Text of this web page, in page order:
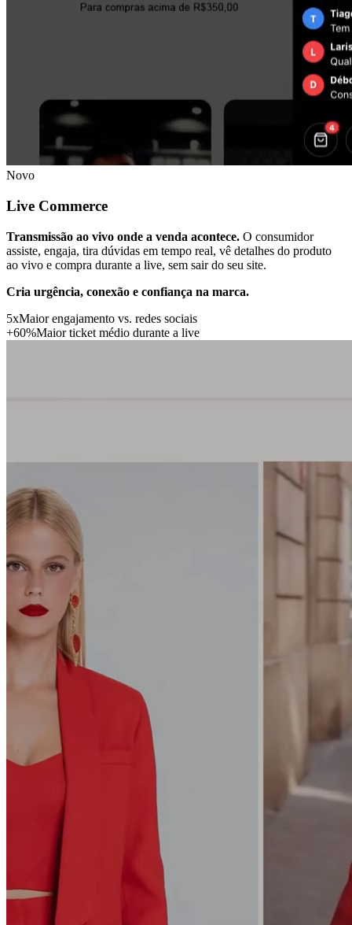
Novo
Live Commerce
Transmissão ao vivo onde a venda acontece. O consumidor
assiste, engaja, tira dúvidas em tempo real, vê detalhes do produto
ao vivo e compra durante a live, sem sair do seu site.
Cria urgência, conexão e confiança na marca.
5xMaior engajamento vs. redes sociais
+60%Maior ticket médio durante a live